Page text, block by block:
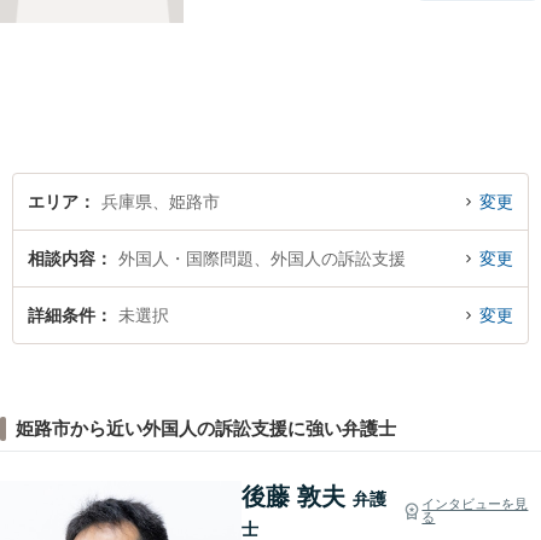
エリア 兵庫県、姫路市 変更
相談内容 外国人・国際問題、外国人の訴訟支援 変更
詳細条件 未選択 変更
姫路市から近い外国人の訴訟支援に強い弁護士
後藤 敦夫 弁護
士
インタビューを見
る